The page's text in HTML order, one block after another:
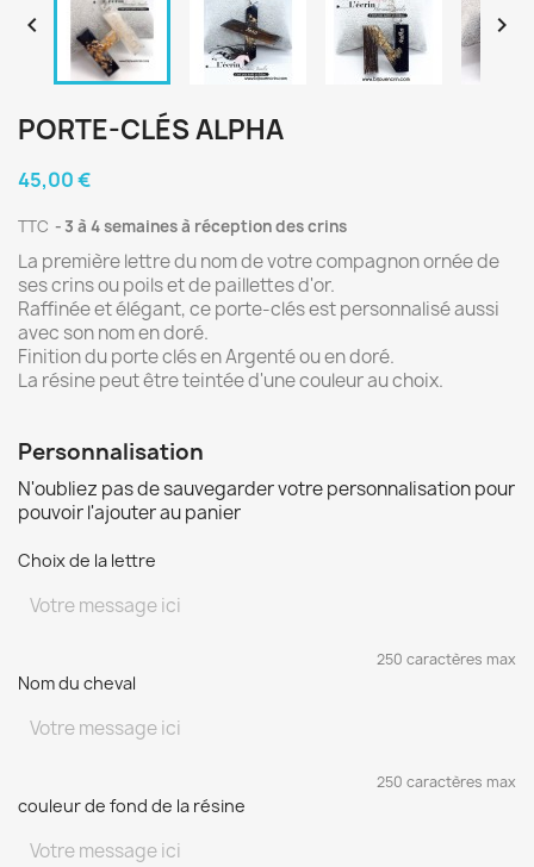
 
PORTE-CLÉS ALPHA
45,00 €
TTC 3 à 4 semaines à réception des crins
La première lettre du nom de votre compagnon ornée de
ses crins ou poils et de paillettes d'or.
Raffinée et élégant, ce porte-clés est personnalisé aussi
avec son nom en doré.
Finition du porte clés en Argenté ou en doré.
La résine peut être teintée d'une couleur au choix.
Personnalisation
N'oubliez pas de sauvegarder votre personnalisation pour
pouvoir l'ajouter au panier
Choix de la lettre
250 caractères max
Nom du cheval
250 caractères max
couleur de fond de la résine